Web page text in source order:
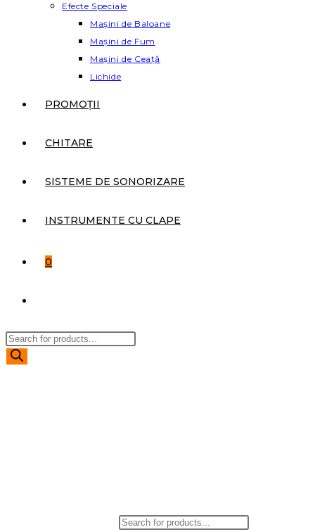
Efecte Speciale
Mașini de Baloane
Mașini de Fum
Mașini de Ceață
Lichide
PROMOȚII
CHITARE
SISTEME DE SONORIZARE
INSTRUMENTE CU CLAPE
0
WEBSITE
Products
search
Products